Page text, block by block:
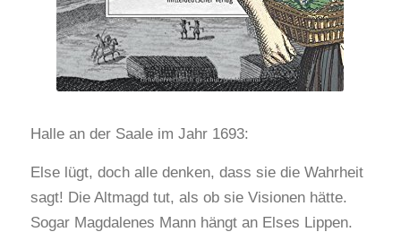
Halle an der Saale im Jahr 1693:
Else lügt, doch alle denken, dass sie die Wahrheit
sagt! Die Altmagd tut, als ob sie Visionen hätte.
Sogar Magdalenes Mann hängt an Elses Lippen.